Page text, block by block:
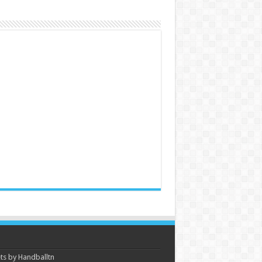
by Handballtn